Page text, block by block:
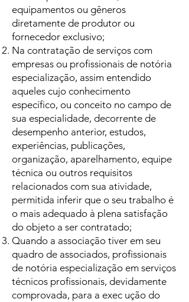
equipamentos ou gêneros
diretamente de produtor ou
fornecedor exclusivo;
Na contratação de serviços com
empresas ou profissionais de notória
especialização, assim entendido
aqueles cujo conhecimento
específico, ou conceito no campo de
sua especialidade, decorrente de
desempenho anterior, estudos,
experiências, publicações,
organização, aparelhamento, equipe
técnica ou outros requisitos
relacionados com sua atividade,
permitida inferir que o seu trabalho é
o mais adequado à plena satisfação
do objeto a ser contratado;
Quando a associação tiver em seu
quadro de associados, profissionais
de notória especialização em serviços
técnicos profissionais, devidamente
comprovada, para a exec ução do